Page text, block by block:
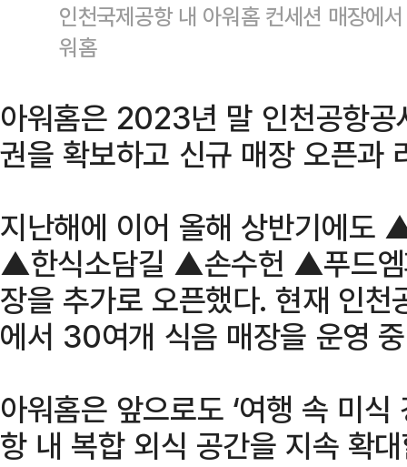
인천국제공항 내 아워홈 컨세션 매장에
워홈
아워홈은 2023년 말 인천공항
권을 확보하고 신규 매장 오픈과
지난해에 이어 올해 상반기에도
▲한식소담길 ▲손수헌 ▲푸드엠
장을 추가로 오픈했다. 현재 인천
에서 30여개 식음 매장을 운영
아워홈은 앞으로도 ‘여행 속 미
항 내 복합 외식 공간을 지속 확